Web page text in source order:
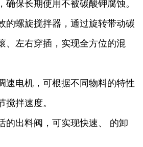
确保长期使用不被碳酸钾腐蚀。
的螺旋搅拌器，通过旋转带动碳
、左右穿插，实现全方位的混
速电机，可根据不同物料的特性
搅拌速度。
的出料阀，可实现快速、 的卸